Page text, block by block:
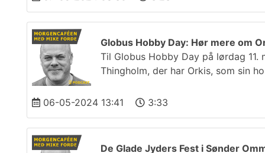
Globus Hobby Day: Hør mere om
Til Globus Hobby Day på lørdag 11.
Thingholm, der har Orkis, som sin
06-05-2024 13:41 3:33
De Glade Jyders Fest i Sønder